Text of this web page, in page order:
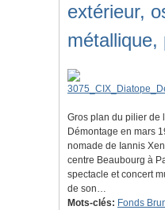
extérieur,
métallique,
Gros plan du pilier de
Démontage en mars
nomade de Iannis
centre Beaubourg à
spectacle et concert
de son…
Mots-clés: Fonds